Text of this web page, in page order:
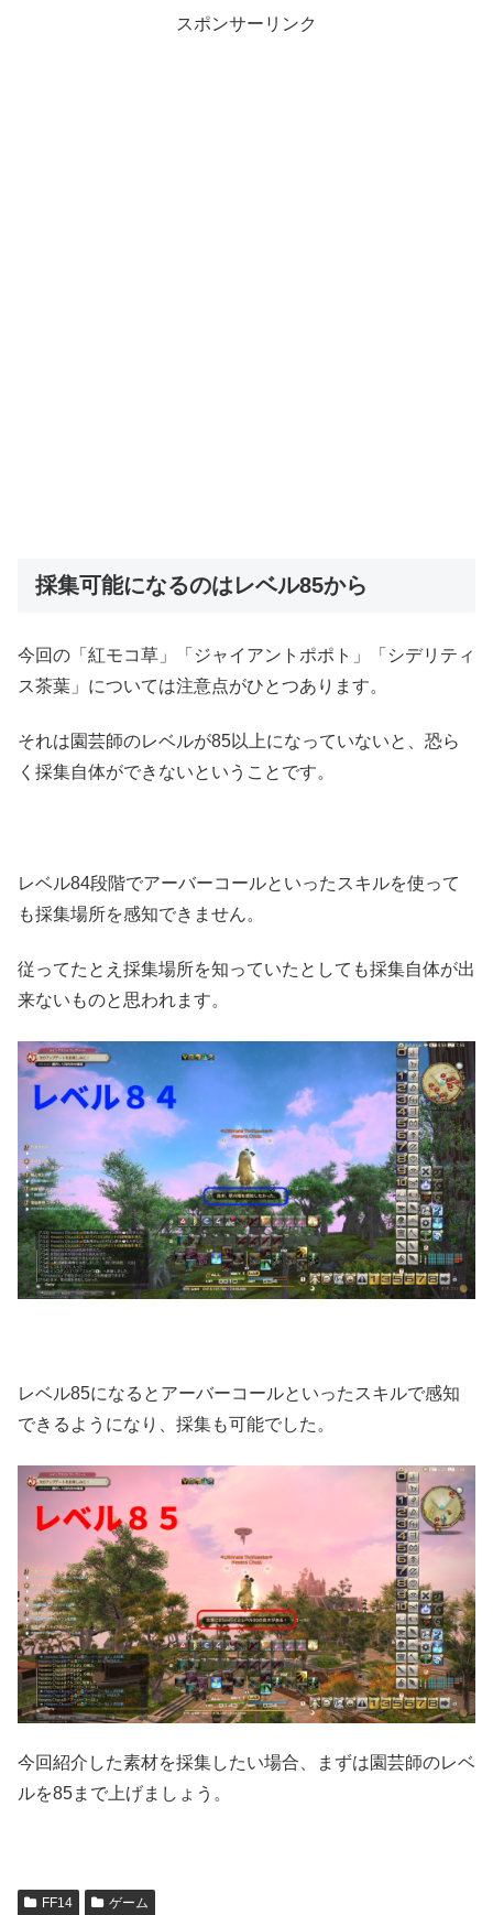
スポンサーリンク
採集可能になるのはレベル85から
今回の「紅モコ草」「ジャイアントポポト」「シデリティ
ス茶葉」については注意点がひとつあります。
それは園芸師のレベルが85以上になっていないと、恐ら
く採集自体ができないということです。
レベル84段階でアーバーコールといったスキルを使って
も採集場所を感知できません。
従ってたとえ採集場所を知っていたとしても採集自体が出
来ないものと思われます。
レベル85になるとアーバーコールといったスキルで感知
できるようになり、採集も可能でした。
今回紹介した素材を採集したい場合、まずは園芸師のレベ
ルを85まで上げましょう。
FF14 ゲーム